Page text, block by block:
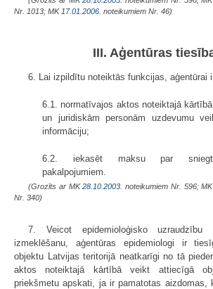
Nr. 1013; MK 17.01.2006. noteikumiem Nr. 46)
III. Aģentūras
6. Lai izpildītu noteiktās funkcijas, aģentūrai
6.1. normatīvajos aktos noteiktajā
un juridiskām personām uzdevumu
informāciju;
6.2. iekasēt maksu par
pakalpojumiem.
(Grozīts ar MK28.10.2003. noteikumiem Nr. 596; MK
Nr. 340)
7. Veicot epidemioloģisko uzraudzību
izmeklēšanu, aģentūras epidemiologi ir
objektu Latvijas teritorijā neatkarīgi no tā
aktos noteiktajā kārtībā veikt attiecīgā
priekšmetu apskati, ja ir pamatotas aizdomas,